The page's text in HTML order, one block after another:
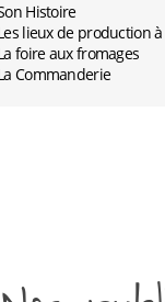
Histoire
lieux de production
foire aux fromages
Commanderie